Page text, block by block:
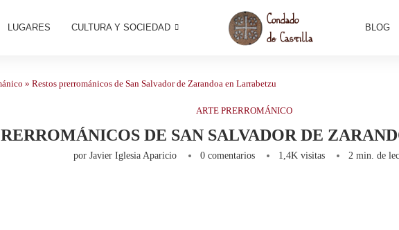
LUGARES CULTURA Y SOCIEDAD BLOG
» Restos prerrománicos de San Salvador de Zarandoa en Larrabetzu
ARTE PRERROMÁNICO
DE SAN SALVADOR DE
por Javier Iglesia Aparicio 0 comentarios 1,4Kvisitas 2 min. de